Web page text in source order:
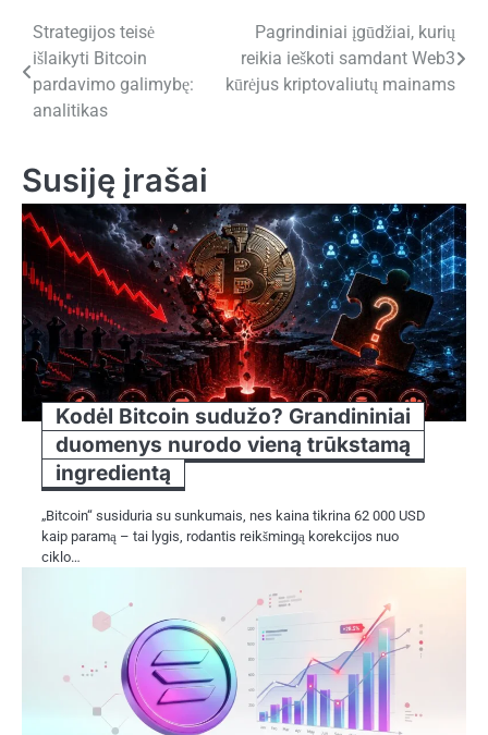
Navigacija
tarp
įrašų
Strategijos teisė
išlaikyti Bitcoin
pardavimo galimybę:
analitikas
Pagrindiniai įgūdžiai, kurių
reikia ieškoti samdant Web3
kūrėjus kriptovaliutų mainams
Susiję įrašai
Kodėl Bitcoin sudužo? Grandininiai
duomenys nurodo vieną trūkstamą
ingredientą
„Bitcoin“ susiduria su sunkumais, nes kaina tikrina 62 000 USD
kaip paramą – tai lygis, rodantis reikšmingą korekcijos nuo
ciklo…